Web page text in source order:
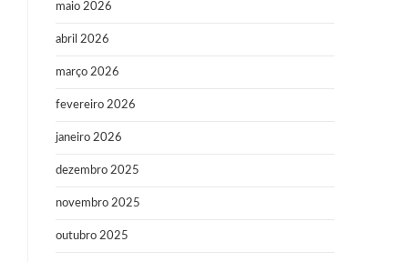
maio 2026
abril 2026
março 2026
fevereiro 2026
janeiro 2026
dezembro 2025
novembro 2025
outubro 2025